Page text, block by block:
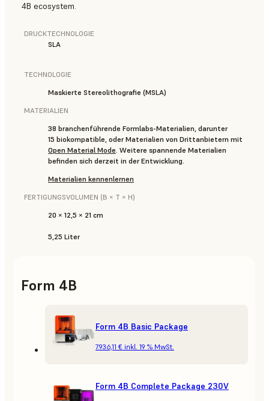
4B ecosystem.
DRUCKTECHNOLOGIE
SLA
TECHNOLOGIE
Maskierte Stereolithografie (MSLA)
MATERIALIEN
38 branchenführende Formlabs-Materialien, darunter
15 biokompatible, oder Materialien von Drittanbietern mit
Open Material Mode. Weitere spannende Materialien
befinden sich derzeit in der Entwicklung.
Materialien kennenlernen
FERTIGUNGSVOLUMEN (B × T × H)
20 × 12,5 × 21 cm
5,25 Liter
Form 4B
Form 4B Basic Package
7.936,11 € inkl. 19 % MwSt.
Form 4B Complete Package 230V